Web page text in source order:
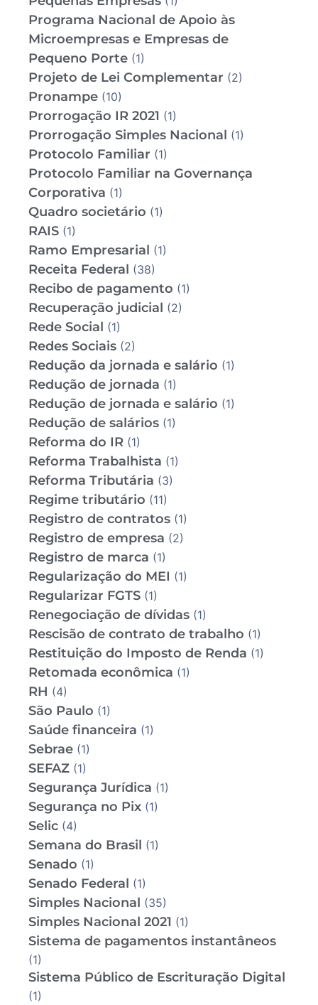
Programa Nacional de Apoio às
Microempresas e Empresas de
Pequeno Porte (1)
Projeto de Lei Complementar (2)
Pronampe (10)
Prorrogação IR 2021 (1)
Prorrogação Simples Nacional (1)
Protocolo Familiar (1)
Protocolo Familiar na Governança
Corporativa (1)
Quadro societário (1)
RAIS (1)
Ramo Empresarial (1)
Receita Federal (38)
Recibo de pagamento (1)
Recuperação judicial (2)
Rede Social (1)
Redes Sociais (2)
Redução da jornada e salário (1)
Redução de jornada (1)
Redução de jornada e salário (1)
Redução de salários (1)
Reforma do IR (1)
Reforma Trabalhista (1)
Reforma Tributária (3)
Regime tributário (11)
Registro de contratos (1)
Registro de empresa (2)
Registro de marca (1)
Regularização do MEI (1)
Regularizar FGTS (1)
Renegociação de dívidas (1)
Rescisão de contrato de trabalho (1)
Restituição do Imposto de Renda (1)
Retomada econômica (1)
RH (4)
São Paulo (1)
Saúde financeira (1)
Sebrae (1)
SEFAZ (1)
Segurança Jurídica (1)
Segurança no Pix (1)
Selic (4)
Semana do Brasil (1)
Senado (1)
Senado Federal (1)
Simples Nacional (35)
Simples Nacional 2021 (1)
Sistema de pagamentos instantâneos
(1)
Sistema Público de Escrituração Digital
(1)